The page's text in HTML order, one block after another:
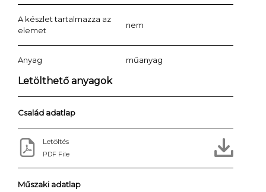
A készlet tartalmazza az
elemet
nem
Anyag műanyag
Letölthető anyagok
Család adatlap
Letöltés
PDF File
Műszaki adatlap